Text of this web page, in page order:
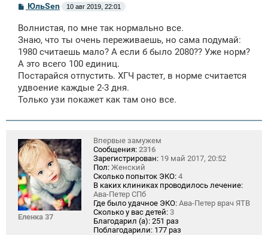
С
б
щ
е
н
и
ЮльSen 10 авг 2019, 22:01
Волнистая, по мне так нормально все.
Знаю, что ты очень переживаешь, но сама подумай:
1980 считаешь мало? А если б было 2080?? Уже норм?
А это всего 100 единиц.
Постарайся отпустить. ХГЧ растет, в норме считается
удвоение каждые 2-3 дня.
Только узи покажет как там оно все.
Еленка 37
Впервые замужем
Сообщения: 2316
Зарегистрирован: 19 май 2017, 20:52
Пол: Женский
Сколько попыток ЭКО: 4
В каких клиниках проводилось лечение:
Ава-Петер СПб
Где было удачное ЭКО: Ава-Петер врач ЯТВ
Сколько у вас детей: 3
Благодарил (а): 251 раз
Поблагодарили: 177 раз